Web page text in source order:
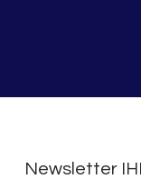
Newsletter